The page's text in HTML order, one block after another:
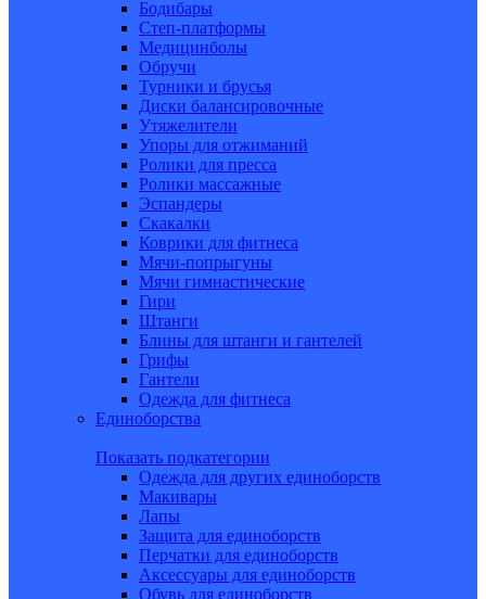
Бодибары
Степ-платформы
Медицинболы
Обручи
Турники и брусья
Диски балансировочные
Утяжелители
Упоры для отжиманий
Ролики для пресса
Ролики массажные
Эспандеры
Скакалки
Коврики для фитнеса
Мячи-попрыгуны
Мячи гимнастические
Гири
Штанги
Блины для штанги и гантелей
Грифы
Гантели
Одежда для фитнеса
Единоборства
Показать подкатегории
Одежда для других единоборств
Макивары
Лапы
Защита для единоборств
Перчатки для единоборств
Аксессуары для единоборств
Обувь для единоборств